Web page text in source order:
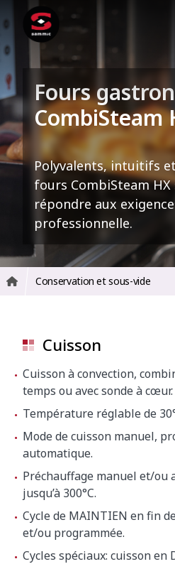
Fours
CombiSteam
Polyvalents, intuitifs
fours CombiSteam
répondre aux
professionnelle.
Conservation et sous-vide
Cuisson
Cuisson à convection,
temps ou avec sonde à cœur.
Température réglable de
Mode de cuisson manuel,
automatique.
Préchauffage manuel et/ou
jusqu’à 300°C.
Cycle de MAINTIEN en fin
et/ou programmée.
Cycles spéciaux: cuisson en